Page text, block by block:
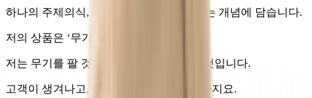
하나의 주제의식, 하나의 컨셉을 ‘무기’라는 개념에 담습니다.
저의 상품은 ‘무기’입니다.
저는 무기를 팔 것이고, 무기를 이야기할 것입니다.
고객이 생겨나고, 하나의 브랜드가 될 때까지요.